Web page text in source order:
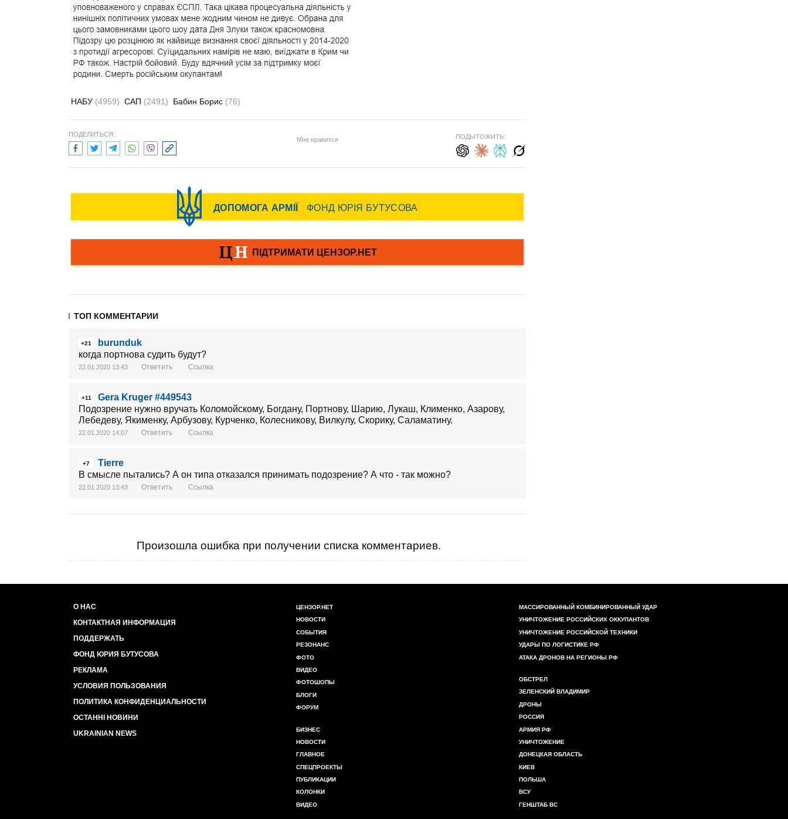
НАБУ (4959) САП (2491) Бабин Борис (76)
ПОДЕЛИТЬСЯ:
Мне нравится ПОДЫТОЖИТЬ:
ТОП КОММЕНТАРИИ
+21
burunduk
когда портнова судить будут?
22.01.2020 13:43 Ответить Ссылка
+11
Gera Kruger #449543
Подозрение нужно вручать Коломойскому, Богдану, Портнову, Шарию, Лукаш, Клименко, Азарову,
Лебедеву, Якименку, Арбузову, Курченко, Колесникову, Вилкулу, Скорику, Саламатину.
22.01.2020 14:07 Ответить Ссылка
+7
Tierre
В смысле пытались? А он типа отказался принимать подозрение? А что - так можно?
22.01.2020 13:43 Ответить Ссылка
Произошла ошибка при получении списка комментариев.
О НАС
КОНТАКТНАЯ ИНФОРМАЦИЯ
ПОДДЕРЖАТЬ
ФОНД ЮРИЯ БУТУСОВА
РЕКЛАМА
УСЛОВИЯ ПОЛЬЗОВАНИЯ
ПОЛИТИКА КОНФИДЕНЦИАЛЬНОСТИ
ОСТАННІ НОВИНИ
UKRAINIAN NEWS
ЦЕНЗОР.НЕТ
НОВОСТИ
СОБЫТИЯ
РЕЗОНАНС
ФОТО
ВИДЕО
ФОТОШОПЫ
БЛОГИ
ФОРУМ
БИЗНЕС
НОВОСТИ
ГЛАВНОЕ
СПЕЦПРОЕКТЫ
ПУБЛИКАЦИИ
КОЛОНКИ
ВИДЕО
МАССИРОВАННЫЙ КОМБИНИРОВАННЫЙ УДАР
УНИЧТОЖЕНИЕ РОССИЙСКИХ ОККУПАНТОВ
УНИЧТОЖЕНИЕ РОССИЙСКОЙ ТЕХНИКИ
УДАРЫ ПО ЛОГИСТИКЕ РФ
АТАКА ДРОНОВ НА РЕГИОНЫ РФ
ОБСТРЕЛ
ЗЕЛЕНСКИЙ ВЛАДИМИР
ДРОНЫ
РОССИЯ
АРМИЯ РФ
УНИЧТОЖЕНИЕ
ДОНЕЦКАЯ ОБЛАСТЬ
КИЕВ
ПОЛЬША
ВСУ
ГЕНШТАБ ВС